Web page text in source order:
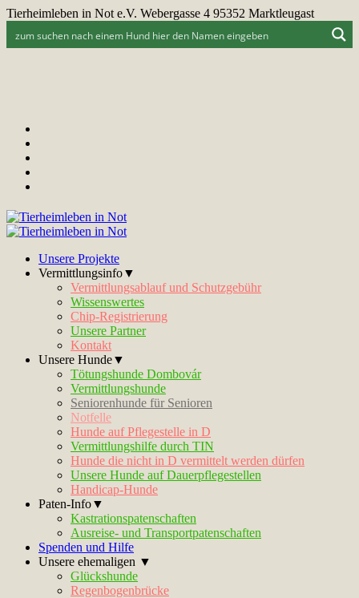
Tierheimleben in Not e.V. Webergasse 4 95352 Marktleugast
Unsere Projekte
Vermittlungsinfo▼
Vermittlungsablauf und Schutzgebühr
Wissenswertes
Chip-Registrierung
Unsere Partner
Kontakt
Unsere Hunde▼
Tötungshunde Dombovár
Vermittlungshunde
Seniorenhunde für Senioren
Notfelle
Hunde auf Pflegestelle in D
Vermittlungshilfe durch TIN
Hunde die nicht in D vermittelt werden dürfen
Unsere Hunde auf Dauerpflegestellen
Handicap-Hunde
Paten-Info▼
Kastrationspatenschaften
Ausreise- und Transportpatenschaften
Spenden und Hilfe
Unsere ehemaligen ▼
Glückshunde
Regenbogenbrücke